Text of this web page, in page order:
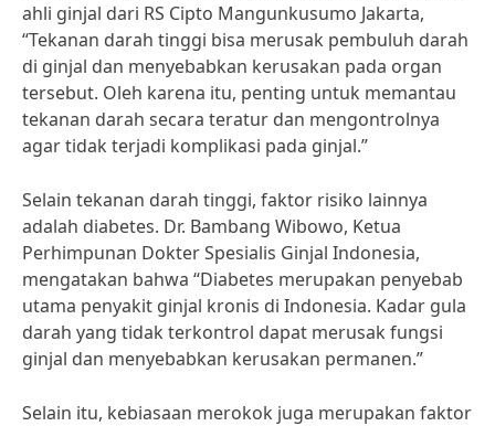
ahli ginjal dari RS Cipto Mangunkusumo Jakarta,
“Tekanan darah tinggi bisa merusak pembuluh darah
di ginjal dan menyebabkan kerusakan pada organ
tersebut. Oleh karena itu, penting untuk memantau
tekanan darah secara teratur dan mengontrolnya
agar tidak terjadi komplikasi pada ginjal.”
Selain tekanan darah tinggi, faktor risiko lainnya
adalah diabetes. Dr. Bambang Wibowo, Ketua
Perhimpunan Dokter Spesialis Ginjal Indonesia,
mengatakan bahwa “Diabetes merupakan penyebab
utama penyakit ginjal kronis di Indonesia. Kadar gula
darah yang tidak terkontrol dapat merusak fungsi
ginjal dan menyebabkan kerusakan permanen.”
Selain itu, kebiasaan merokok juga merupakan faktor